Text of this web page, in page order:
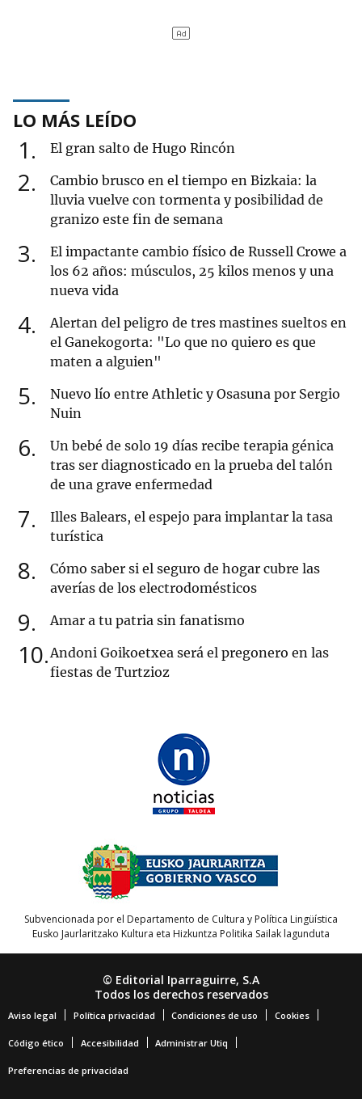
LO MÁS LEÍDO
1 El gran salto de Hugo Rincón
2
Cambio brusco en el tiempo en Bizkaia: la
lluvia vuelve con tormenta y posibilidad de
granizo este fin de semana
3
El impactante cambio físico de Russell Crowe a
los 62 años: músculos, 25 kilos menos y una
nueva vida
4
Alertan del peligro de tres mastines sueltos en
el Ganekogorta: "Lo que no quiero es que
maten a alguien"
5
Nuevo lío entre Athletic y Osasuna por Sergio
Nuin
6
Un bebé de solo 19 días recibe terapia génica
tras ser diagnosticado en la prueba del talón
de una grave enfermedad
7
Illes Balears, el espejo para implantar la tasa
turística
8
Cómo saber si el seguro de hogar cubre las
averías de los electrodomésticos
9 Amar a tu patria sin fanatismo
10 Andoni Goikoetxea será el pregonero en las
fiestas de Turtzioz
Subvencionada por el Departamento de Cultura y Política Lingüística
Eusko Jaurlaritzako Kultura eta Hizkuntza Politika Sailak lagunduta
© Editorial Iparraguirre, S.A
Todos los derechos reservados
Aviso legal Política privacidad Condiciones de uso Cookies
Código ético Accesibilidad Administrar Utiq
Preferencias de privacidad